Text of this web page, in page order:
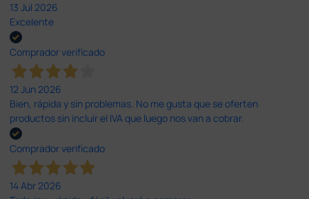
13 Jul 2026
Excelente
Comprador verificado
12 Jun 2026
Bien, rápida y sin problemas. No me gusta que se oferten
productos sin incluir el IVA que luego nos van a cobrar.
Comprador verificado
14 Abr 2026